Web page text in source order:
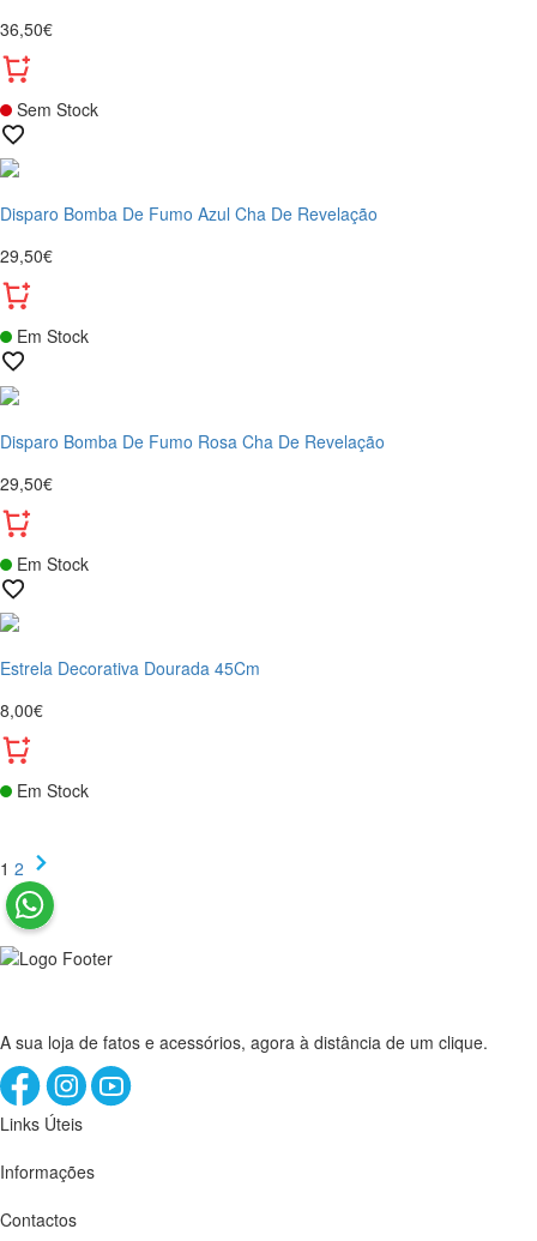
36,50€
Sem Stock
Disparo Bomba De Fumo Azul Cha De Revelação
29,50€
Em Stock
Disparo Bomba De Fumo Rosa Cha De Revelação
29,50€
Em Stock
Estrela Decorativa Dourada 45Cm
8,00€
Em Stock
1 2
A sua loja de fatos e acessórios, agora à distância de um clique.
Links Úteis
Informações
Contactos